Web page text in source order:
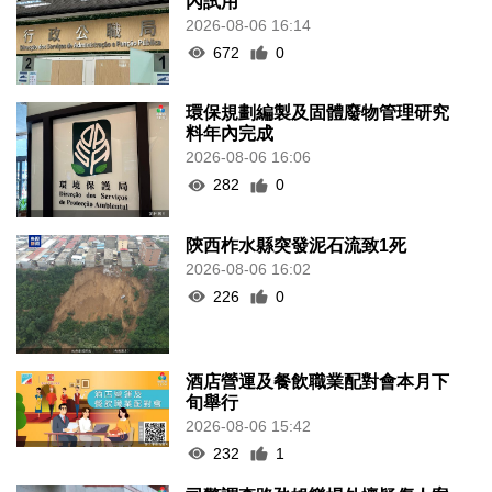
2026-08-06 16:14
672
0
環保規劃編製及固體廢物管理研究
料年內完成
2026-08-06 16:06
282
0
陝西柞水縣突發泥石流致1死
2026-08-06 16:02
226
0
酒店營運及餐飲職業配對會本月下
旬舉行
2026-08-06 15:42
232
1